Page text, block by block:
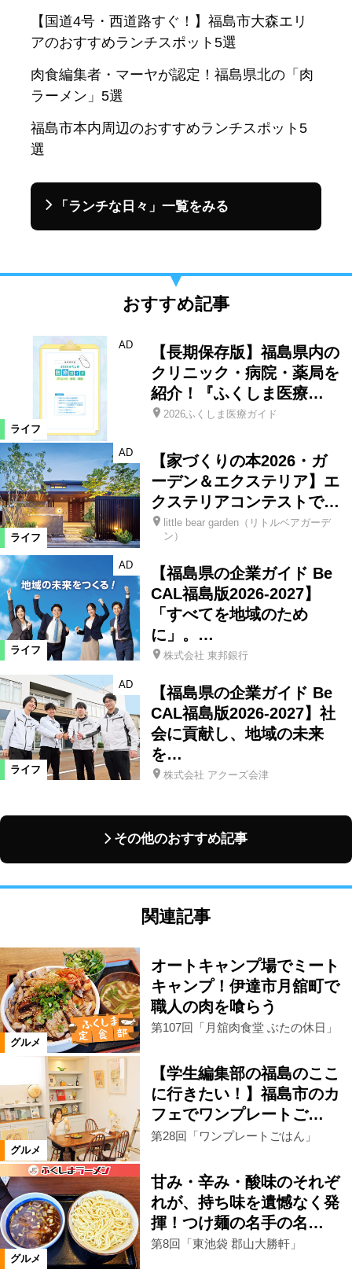
【国道4号・西道路すぐ！】福島市大森エリ
アのおすすめランチスポット5選
肉食編集者・マーヤが認定！福島県北の「肉
ラーメン」5選
福島市本内周辺のおすすめランチスポット5
選
「ランチな日々」一覧をみる
おすすめ記事
ライフ
AD
【長期保存版】福島県内の
クリニック・病院・薬局を
紹介！『ふくしま医療…
2026ふくしま医療ガイド
ライフ
AD
【家づくりの本2026・ガ
ーデン＆エクステリア】エ
クステリアコンテストで…
little bear garden（リトルベアガーデ
ン）
ライフ
AD
【福島県の企業ガイド Be
CAL福島版2026-2027】
「すべてを地域のため
に」。…
株式会社 東邦銀行
ライフ
AD
【福島県の企業ガイド Be
CAL福島版2026-2027】社
会に貢献し、地域の未来
を…
株式会社 アクーズ会津
その他のおすすめ記事
関連記事
グルメ
オートキャンプ場でミート
キャンプ！伊達市月舘町で
職人の肉を喰らう
第107回「月舘肉食堂 ぶたの休日」
グルメ
【学生編集部の福島のここ
に行きたい！】福島市のカ
フェでワンプレートご…
第28回「ワンプレートごはん」
グルメ
甘み・辛み・酸味のそれぞ
れが、持ち味を遺憾なく発
揮！つけ麺の名手の名…
第8回「東池袋 郡山大勝軒」